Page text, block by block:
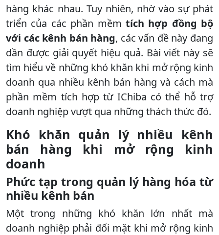
hàng khác nhau. Tuy nhiên, nhờ vào sự phát
triển của các phần mềm tích hợp đồng bộ
với các kênh bán hàng, các vấn đề này đang
dần được giải quyết hiệu quả. Bài viết này sẽ
tìm hiểu về những khó khăn khi mở rộng kinh
doanh qua nhiều kênh bán hàng và cách mà
phần mềm tích hợp từ IChiba có thể hỗ trợ
doanh nghiệp vượt qua những thách thức đó.
Khó khăn quản lý nhiều kênh
bán hàng khi mở rộng kinh
doanh
Phức tạp trong quản lý hàng hóa từ
nhiều kênh bán
Một trong những khó khăn lớn nhất mà
doanh nghiệp phải đối mặt khi mở rộng kinh